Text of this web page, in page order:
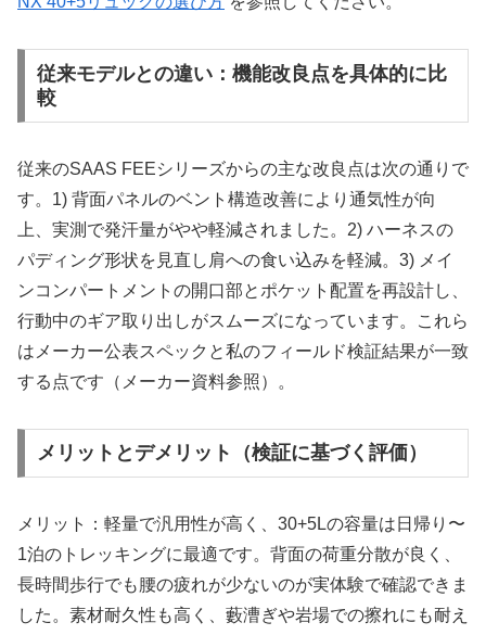
従来モデルとの違い：機能改良点を具体的に比
較
従来のSAAS FEEシリーズからの主な改良点は次の通りで
す。1) 背面パネルのベント構造改善により通気性が向
上、実測で発汗量がやや軽減されました。2) ハーネスの
パディング形状を見直し肩への食い込みを軽減。3) メイ
ンコンパートメントの開口部とポケット配置を再設計し、
行動中のギア取り出しがスムーズになっています。これら
はメーカー公表スペックと私のフィールド検証結果が一致
する点です（メーカー資料参照）。
メリットとデメリット（検証に基づく評価）
メリット：軽量で汎用性が高く、30+5Lの容量は日帰り〜
1泊のトレッキングに最適です。背面の荷重分散が良く、
長時間歩行でも腰の疲れが少ないのが実体験で確認できま
した。素材耐久性も高く、藪漕ぎや岩場での擦れにも耐え